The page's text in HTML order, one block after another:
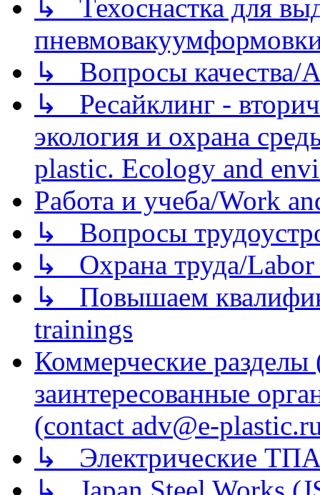
↳ Техоснастка для
↳ Вопросы качества/
↳ Ресайклинг -
экология и охрана
plastic. Ecology and
Работа и учеба/Work
↳ Вопросы
↳ Охрана труда/Labor
↳ Повышаем
trainings
Коммерческие
заинтересованные
(contact adv@e-
↳ Электрические